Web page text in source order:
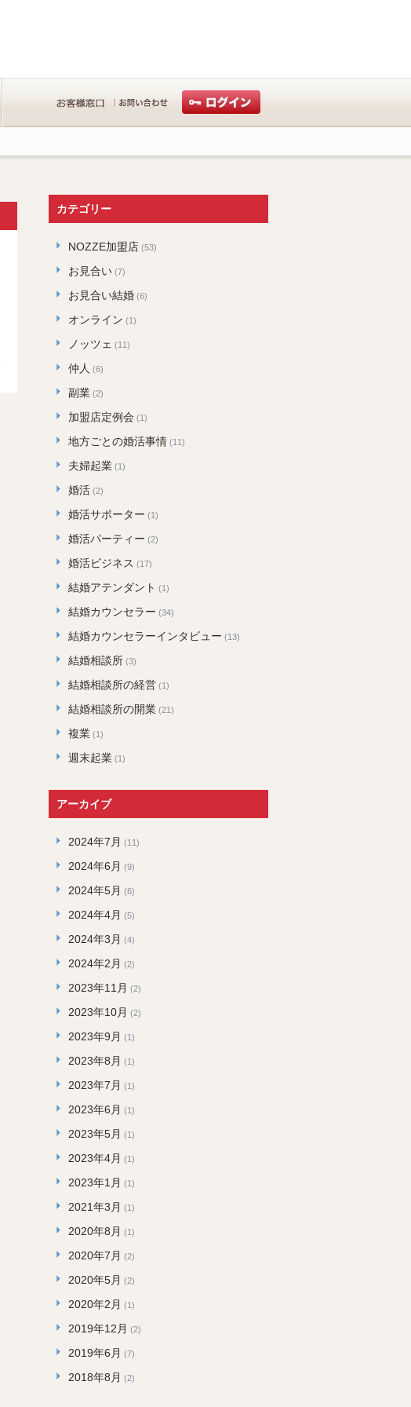
カテゴリー
NOZZE加盟店 (53)
お見合い (7)
お見合い結婚 (6)
オンライン (1)
ノッツェ (11)
仲人 (6)
副業 (2)
加盟店定例会 (1)
地方ごとの婚活事情 (11)
夫婦起業 (1)
婚活 (2)
婚活サポーター (1)
婚活パーティー (2)
婚活ビジネス (17)
結婚アテンダント (1)
結婚カウンセラー (34)
結婚カウンセラーインタビュー (13)
結婚相談所 (3)
結婚相談所の経営 (1)
結婚相談所の開業 (21)
複業 (1)
週末起業 (1)
アーカイブ
2024年7月 (11)
2024年6月 (9)
2024年5月 (6)
2024年4月 (5)
2024年3月 (4)
2024年2月 (2)
2023年11月 (2)
2023年10月 (2)
2023年9月 (1)
2023年8月 (1)
2023年7月 (1)
2023年6月 (1)
2023年5月 (1)
2023年4月 (1)
2023年1月 (1)
2021年3月 (1)
2020年8月 (1)
2020年7月 (2)
2020年5月 (2)
2020年2月 (1)
2019年12月 (2)
2019年6月 (7)
2018年8月 (2)